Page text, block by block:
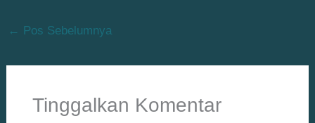
← Pos Sebelumnya
Tinggalkan Komentar